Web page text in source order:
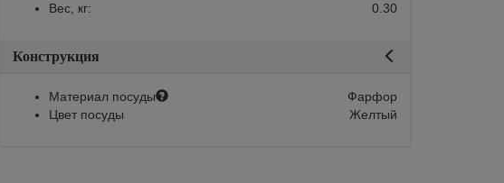
Арт.:78176
Молочник Julius Meinl "Cлоновая кость"
фарфор, 40 мл
Кофейная пара для капучино, 200
Ancap VIENNA CLASSICA
Вес, кг:
0.30
Конструкция
Материал посуды
Фарфор
Цвет посуды
Желтый